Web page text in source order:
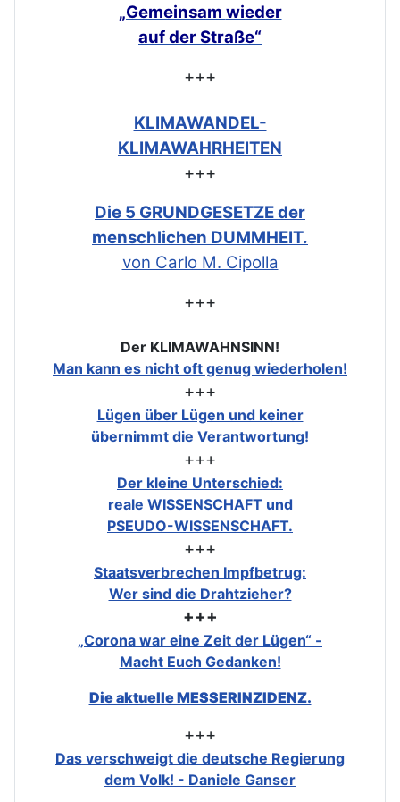
„Gemeinsam wieder
auf der Straße“
+++
KLIMAWANDEL-
KLIMAWAHRHEITEN
+++
Die 5 GRUNDGESETZE der
menschlichen DUMMHEIT.
von Carlo M. Cipolla
+++
Der KLIMAWAHNSINN!
Man kann es nicht oft genug wiederholen!
+++
Lügen über Lügen und keiner
übernimmt die Verantwortung!
+++
Der kleine Unterschied:
reale WISSENSCHAFT und
PSEUDO-WISSENSCHAFT.
+++
Staatsverbrechen Impfbetrug:
Wer sind die Drahtzieher?
+++
„Corona war eine Zeit der Lügen“ -
Macht Euch Gedanken!
Die aktuelle MESSERINZIDENZ.
+++
Das verschweigt die deutsche Regierung
dem Volk! - Daniele Ganser